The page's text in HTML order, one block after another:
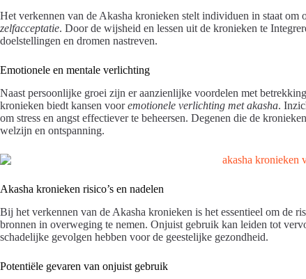
Het verkennen van de Akasha kronieken stelt individuen in staat om
zelfacceptatie. Door de wijsheid en lessen uit de kronieken te
doelstellingen en dromen nastreven.
Emotionele en mentale verlichting
Naast persoonlijke groei zijn er aanzienlijke voordelen met
kronieken biedt kansen vooremotionele verlichting met akasha.
om stress en angst effectiever te beheersen. Degenen die de
welzijn en ontspanning.
Akasha kronieken risico’s en nadelen
Bij het verkennen van de Akasha kronieken is het essentieel om de
bronnen in overweging te nemen. Onjuist gebruik kan leiden tot
schadelijke gevolgen hebben voor de geestelijke gezondheid.
Potentiële gevaren van onjuist gebruik